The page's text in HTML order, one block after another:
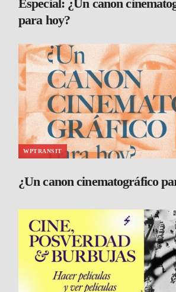
Especial: ¿Un canon
para hoy?
WPTRANSIT
¿Un canon cinematográfico